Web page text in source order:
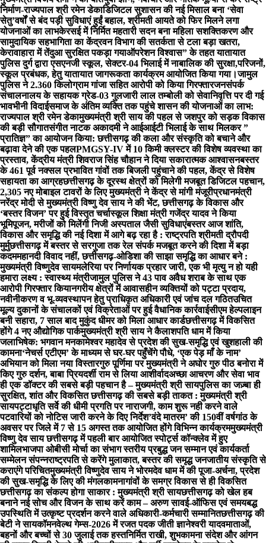
निर्माण-राज्यपाल श्री रमेन डेका​डिजिटल सुशासन की नई मिसाल बना ‘सेवा
सेतु’वर्षों से बंद पड़ी सुविधाएं हुईं बहाल, श्रीमती आयते को फिर मिलने लगा
योजनाओं का लाभकेरसई में निर्मित महतारी सदन बना महिला सशक्तिकरण और
सामुदायिक सहभागिता का केंद्रवन विभाग की सतर्कता से टला बड़ा खतरा,
केरावाहारा में तेंदुआ सुरक्षित पकड़ा गयाऑपरेशन विश्वास” के तहत यातायात
पुलिस दुर्ग द्वारा एसएनजी स्कूल, सेक्टर-04 भिलाई में नाबालिक की सुरक्षा,परिजनों,
स्कूल प्रबंधक, हेतु यातायात जागरूकता कार्यक्रम आयोजित किया गया।जामुल
पुलिस ने 2.360 किलोग्राम गांजा सहित आरोपी को किया गिरफ्तारजनसंपर्क
संचालनालय के सहायक ग्रेड-03 गुलजारी लाल तम्बोली को सेवानिवृत्ति पर दी गई
भावभीनी विदाईसमाज के अंतिम व्यक्ति तक पहुंचे शासन की योजनाओं का लाभ:
राज्यपाल श्री रमेन डेकामुख्यमंत्री श्री साय की पहल से जशपुर को सड़क विकास
की बड़ी सौगातसंगीत नाटक अकादमी ने आईआईटी भिलाई के साथ मिलकर ”
प्रातिज्ञ” का आयोजन किया: छत्तीसगढ़ की कला और संस्कृति को बचाने और
बढ़ावा देने की एक पहलPMGSY-IV में 10 किमी क्लस्टर की विशेष व्यवस्था का
प्रस्ताव, केंद्रीय मंत्री शिवराज सिंह चौहान ने दिया सकारात्मक आश्वासनबस्तर
के 461 पूर्व नक्सल प्रभावित गांवों तक बिजली पहुंचाने की पहल, केंद्र से विशेष
सहायता का आग्रहछत्तीसगढ़ के दूरस्थ क्षेत्रों को मिलेगी मजबूत डिजिटल पहचान,
2,305 नए मोबाइल टावरों के लिए मुख्यमंत्री ने केंद्र से मांगी मंजूरीप्रधानमंत्री
नरेंद्र मोदी से मुख्यमंत्री विष्णु देव साय ने की भेंट, छत्तीसगढ़ के विकास और
‘बस्तर विजन’ पर हुई विस्तृत चर्चास्कूल शिक्षा मंत्री गजेंद्र यादव ने किया
भूमिपूजन, मरीजों को मिलेंगी निजी अस्पताल जैसी सुविधाएंबस्तर आज शांति,
विकास और समृद्धि की नई दिशा में आगे बढ़ रहा है : राष्ट्रपति श्रीमती द्रौपदी
मुर्मुछत्तीसगढ़ में बस्तर से सरगुजा तक रेल संपर्क मजबूत करने की दिशा में बड़ा
कदममहानदी विवाद नहीं, छत्तीसगढ़-ओडिशा की साझा समृद्धि का आधार बने :
मुख्यमंत्री विष्णुदेव सायमलेरिया पर निर्णायक प्रहार जारी, एक भी मृत्यु न हो यही
हमारा लक्ष्य : स्वास्थ्य मंत्रीजामुल पुलिस ने 43 पाव अवैध शराब के साथ एक
आरोपी गिरफ्तार कियानगरीय क्षेत्रों में आवासहीन व्यक्तियों को पट्टा प्रदाय,
नवीनीकरण व भू-व्यवस्थापन हेतु प्राधिकृत अधिकारी एवं जांच दल गठितउचित
मूल्य दुकानों के संचालकों एवं विक्रेताओं पर हुई वैधानिक कार्रवाईसीएम हेल्पलाइन
बनी सहारा, 7 साल बाद मुकुंद धीमर को मिला आधार कार्डछत्तीसगढ़ में विकसित
होंगे 4 नए औद्योगिक पार्कमुख्यमंत्री श्री साय ने कैलाशपति धाम में किया
जलाभिषेक: भगवान मनकामेश्वर महादेव से प्रदेश की सुख-समृद्धि एवं खुशहाली की
कामना‘नेचर्स एटीएम’ के माध्यम से घर-घर पहुँचेंगे पौधे, ‘एक पेड़ माँ के नाम’
अभियान को मिला नया विस्तारगुरु पूर्णिमा पर मुख्यमंत्री ने अघोर गुरु पीठ बनोरा में
किए गुरु दर्शन, बाबा प्रियदर्शी राम से लिया आशीर्वादअच्छा आचरण और सेवा भाव
ही एक डॉक्टर की सबसे बड़ी पहचान है – मुख्यमंत्री श्री सायपुलिस का जज़्बा ही
सुरक्षित, शांत और विकसित छत्तीसगढ़ की सबसे बड़ी ताकत : मुख्यमंत्री श्री
सायपट्टाधृति सर्वे की धीमी प्रगति पर नाराजगी, काम शुरू नही करने वाले
पटवारियों को नोटिस जारी करने के दिए निर्देश’वंदे मातरम’ की 150वीं वर्षगांठ के
अवसर पर जिले में 7 से 15 अगस्त तक आयोजित होंगे विभिन्न कार्यक्रममुख्यमंत्री
विष्णु देव साय छत्तीसगढ़ में पहली बार आयोजित स्पोर्ट्स कॉन्क्लेव में हुए
शामिलभाजपा ओबीसी मोर्चा का संभाग स्तरीय प्रबुद्ध जन सम्मान एवं कार्यकर्ता
सम्मेलन संपन्नराष्ट्रपति से करेंगे मुलाकात, बस्तर की समृद्ध जनजातीय संस्कृति से
कराएंगे परिचितमुख्यमंत्री विष्णुदेव साय ने भोरमदेव धाम में की पूजा-अर्चना, प्रदेश
की सुख-समृद्धि के लिए की मंगलकामनागांवों के समग्र विकास से ही विकसित
छत्तीसगढ़ का संकल्प होगा साकार : मुख्यमंत्री श्री सायछत्तीसगढ़ को खेल हब
बनाने नई सोच और विजन के साथ करें काम – अरुण सावई-ऑफिस एवं समयबद्ध
उपस्थिति में उत्कृष्ट प्रदर्शन करने वाले अधिकारी-कर्मचारी सम्मानितछत्तीसगढ़ की
बेटी ने सायकॉमनवेल्थ गेम्स-2026 में रजत पदक जीती ज्ञानेश्वरी यादवमाताओं,
बहनों और बच्चों से 30 जुलाई तक हस्तनिर्मित राखी, शुभकामना संदेश और आंगन